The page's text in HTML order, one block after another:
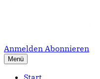
Anmelden Abonnieren
Menü
Start